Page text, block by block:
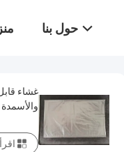
حول بنا
غشاء
والأسمدة